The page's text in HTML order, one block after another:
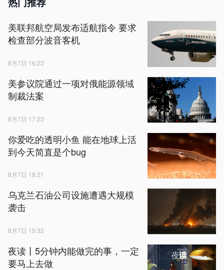
美联邦航空局发布适航指令 要求
检查部分波音客机
8月7日 16:22
美参议院通过一项对俄能源领域
制裁法案
8月7日 17:23
你爱吃的透明小鱼 能在地球上活
到今天简直是个bug
8月7日 18:21
乌克兰石油公司设施遭遇大规模
袭击
8月7日 15:32
夜读丨5分钟内能做完的事，一定
要马上去做